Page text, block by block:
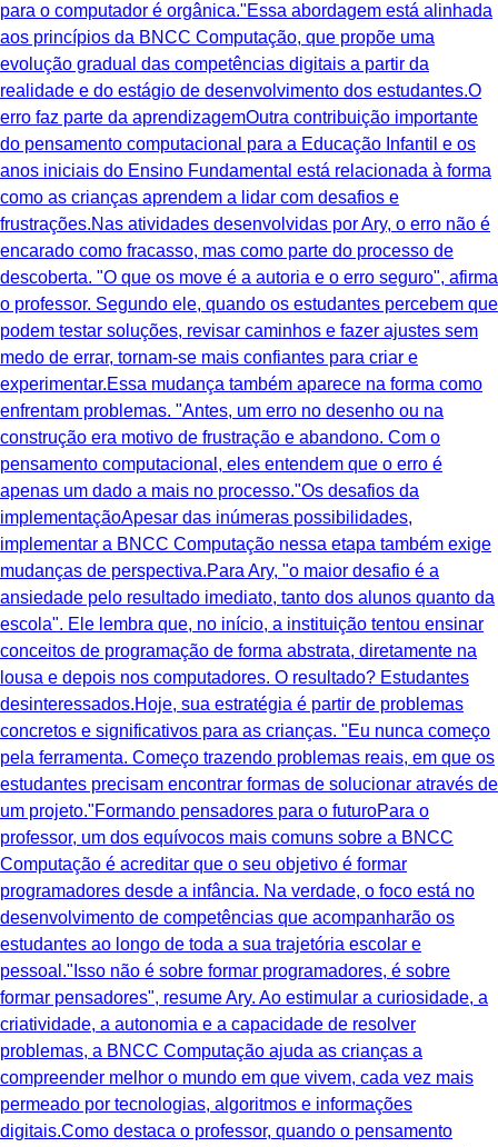
para o computador é orgânica."Essa abordagem está alinhada
aos princípios da BNCC Computação, que propõe uma
evolução gradual das competências digitais a partir da
realidade e do estágio de desenvolvimento dos estudantes.O
erro faz parte da aprendizagemOutra contribuição importante
do pensamento computacional para a Educação Infantil e os
anos iniciais do Ensino Fundamental está relacionada à forma
como as crianças aprendem a lidar com desafios e
frustrações.Nas atividades desenvolvidas por Ary, o erro não é
encarado como fracasso, mas como parte do processo de
descoberta. "O que os move é a autoria e o erro seguro", afirma
o professor. Segundo ele, quando os estudantes percebem que
podem testar soluções, revisar caminhos e fazer ajustes sem
medo de errar, tornam-se mais confiantes para criar e
experimentar.Essa mudança também aparece na forma como
enfrentam problemas. "Antes, um erro no desenho ou na
construção era motivo de frustração e abandono. Com o
pensamento computacional, eles entendem que o erro é
apenas um dado a mais no processo."Os desafios da
implementaçãoApesar das inúmeras possibilidades,
implementar a BNCC Computação nessa etapa também exige
mudanças de perspectiva.Para Ary, "o maior desafio é a
ansiedade pelo resultado imediato, tanto dos alunos quanto da
escola". Ele lembra que, no início, a instituição tentou ensinar
conceitos de programação de forma abstrata, diretamente na
lousa e depois nos computadores. O resultado? Estudantes
desinteressados.Hoje, sua estratégia é partir de problemas
concretos e significativos para as crianças. "Eu nunca começo
pela ferramenta. Começo trazendo problemas reais, em que os
estudantes precisam encontrar formas de solucionar através de
um projeto."Formando pensadores para o futuroPara o
professor, um dos equívocos mais comuns sobre a BNCC
Computação é acreditar que o seu objetivo é formar
programadores desde a infância. Na verdade, o foco está no
desenvolvimento de competências que acompanharão os
estudantes ao longo de toda a sua trajetória escolar e
pessoal."Isso não é sobre formar programadores, é sobre
formar pensadores", resume Ary. Ao estimular a curiosidade, a
criatividade, a autonomia e a capacidade de resolver
problemas, a BNCC Computação ajuda as crianças a
compreender melhor o mundo em que vivem, cada vez mais
permeado por tecnologias, algoritmos e informações
digitais.Como destaca o professor, quando o pensamento